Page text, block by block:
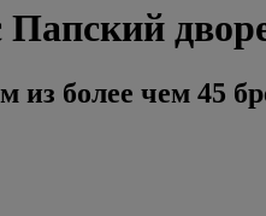
Папский
из более чем 45